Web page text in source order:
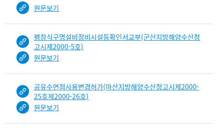
원문보기
팽창식구명설비정비시설등확인서교부(군산지방해양수산청
고시제2000-5호)
원문보기
공유수면점사용변경허가(마산지방해양수산청고시제2000-
25호제2000-26호)
원문보기